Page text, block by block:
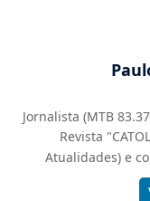
Jornalista (MTB
Revista
Atualidades) e